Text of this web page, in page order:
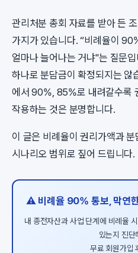
관리처분 총회 자료를 받아 든
가지가 있습니다. “비례율이
얼마나 늘어나는 거냐"는 질문
하나로 분담금이 확정되지는
에서 90%, 85%로 내려갈수록
작용하는 것은 분명합니다.
이 글은 비례율이 권리가액과
시나리오 범위로 짚어 드립니다.
⚠️ 비례율 90% 통보, 막연
내 종전자산과 사업 단계에 비례율
있는지 진단
무료 회원가입